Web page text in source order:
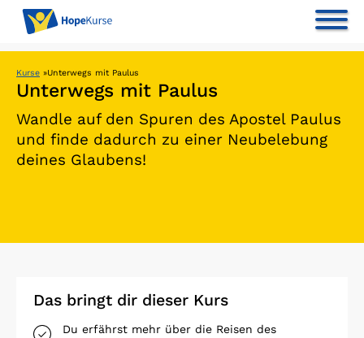
Kurse »Unterwegs mit Paulus
Unterwegs mit Paulus
Wandle auf den Spuren des Apostel Paulus
und finde dadurch zu einer Neubelebung
deines Glaubens!
Das bringt dir dieser Kurs
Du erfährst mehr über die Reisen des